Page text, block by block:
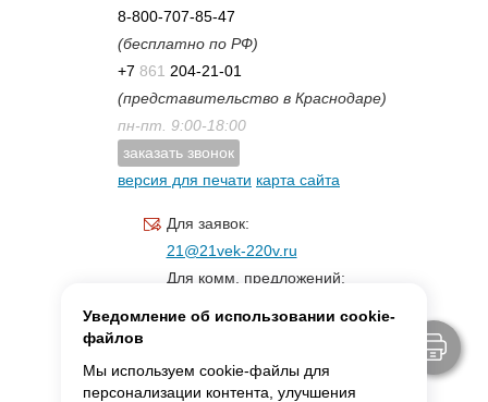
8-800-707-85-47
(бесплатно по РФ)
+7 861 204-21-01
(представительство в Краснодаре)
пн-пт. 9:00-18:00
заказать звонок
версия для печати карта сайта
Для заявок:
21@21vek-220v.ru
Для комм. предложений:
Уведомление об использовании cookie-
файлов
Мы используем cookie-файлы для
персонализации контента, улучшения